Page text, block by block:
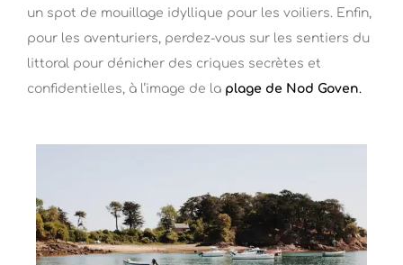
un spot de mouillage idyllique pour les voiliers. Enfin,
pour les aventuriers, perdez-vous sur les sentiers du
littoral pour dénicher des criques secrètes et
confidentielles, à l’image de la plage de Nod Goven.